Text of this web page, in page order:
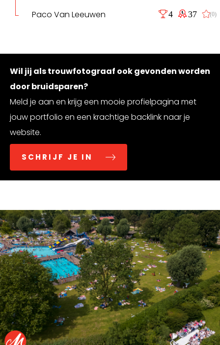
Paco Van Leeuwen 4 37 (0)
Wil jij als trouwfotograaf ook gevonden worden
door bruidsparen?
Meld je aan en krijg een mooie profielpagina met
jouw portfolio en een krachtige backlink naar je
website.
SCHRIJF JE IN